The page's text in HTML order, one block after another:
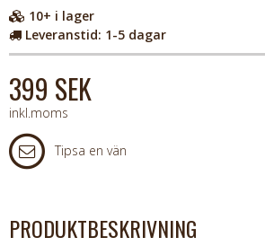
10+ i lager
Leveranstid: 1-5 dagar
399 SEK
inkl.moms
Tipsa en vän
PRODUKTBESKRIVNING